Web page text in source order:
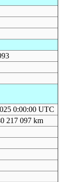
0:00:00 UTC
217 097 km